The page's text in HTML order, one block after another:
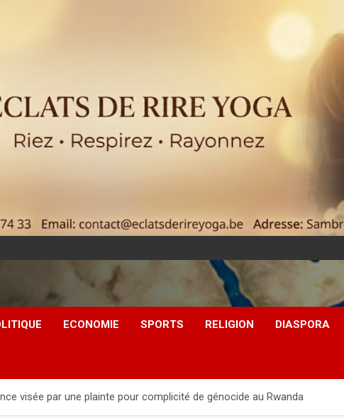
ECONOMIE SPORTS RELIGION DIASPORA
visée par une plainte pour complicité de génocide au Rwanda